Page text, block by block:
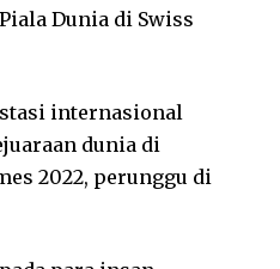
Dunia di Swiss
internasional
dunia di
2022, perunggu di